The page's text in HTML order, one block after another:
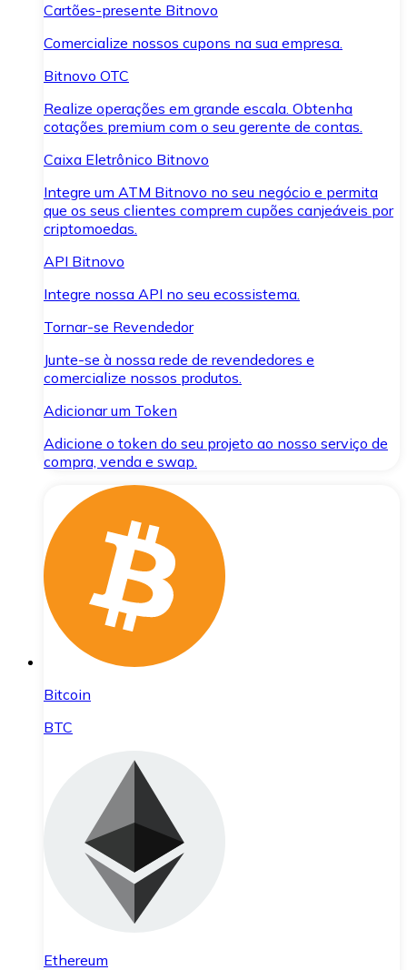
Cartões-presente Bitnovo
Comercialize nossos cupons na sua empresa.
Bitnovo OTC
Realize operações em grande escala. Obtenha
cotações premium com o seu gerente de contas.
Caixa Eletrônico Bitnovo
Integre um ATM Bitnovo no seu negócio e permita
que os seus clientes comprem cupões canjeáveis por
criptomoedas.
API Bitnovo
Integre nossa API no seu ecossistema.
Tornar-se Revendedor
Junte-se à nossa rede de revendedores e
comercialize nossos produtos.
Adicionar um Token
Adicione o token do seu projeto ao nosso serviço de
compra, venda e swap.
Bitcoin
BTC
Ethereum